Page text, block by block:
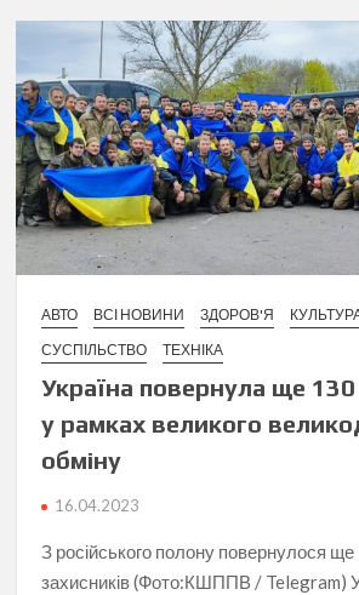
АВТО ВСІ НОВИНИ ЗДОРОВ'Я
СУСПІЛЬСТВО
ТЕХНІКА
Україна повернула ще
у рамках великого
обміну
16.04.2023
З російського полону повернулося ще
захисників (Фото:КШППВ / Telegram)